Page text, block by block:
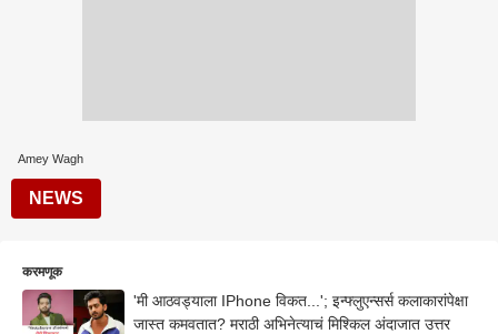
Amey Wagh
NEWS
करमणूक
'मी आठवड्याला IPhone विकत...'; इन्फ्लुएन्सर्स कलाकारांपेक्षा
जास्त कमवतात? मराठी अभिनेत्याचं मिश्किल अंदाजात उत्तर